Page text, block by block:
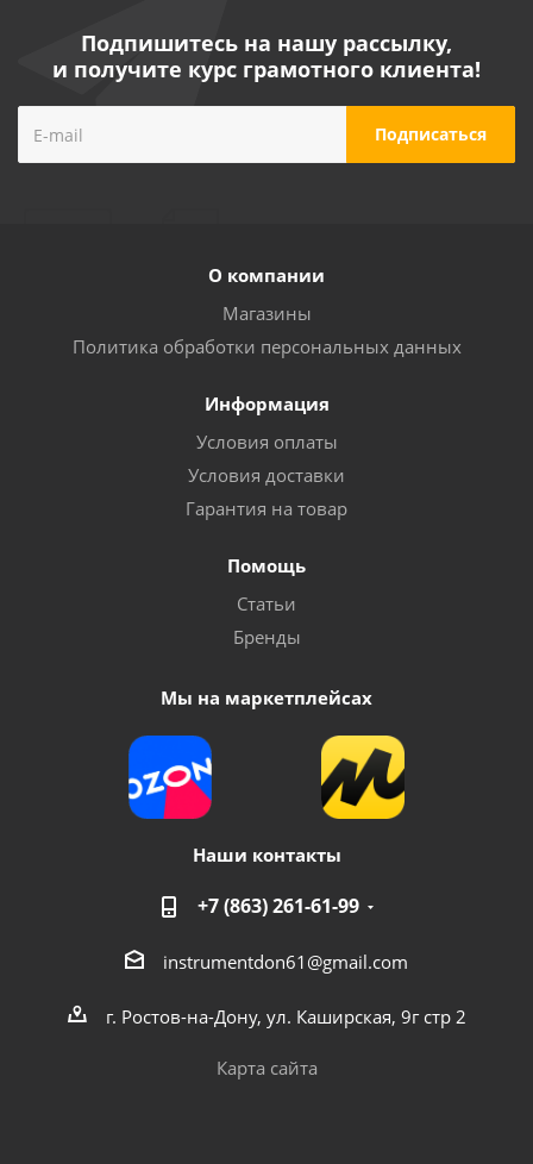
Подпишитесь на нашу рассылку,
и получите курс грамотного клиента!
О компании
Магазины
Политика обработки персональных данных
Информация
Условия оплаты
Условия доставки
Гарантия на товар
Помощь
Статьи
Бренды
Мы на маркетплейсах
Наши контакты
+7 (863) 261-61-99
instrumentdon61@gmail.com
г. Ростов-на-Дону, ул. Каширская, 9г стр 2
Карта сайта